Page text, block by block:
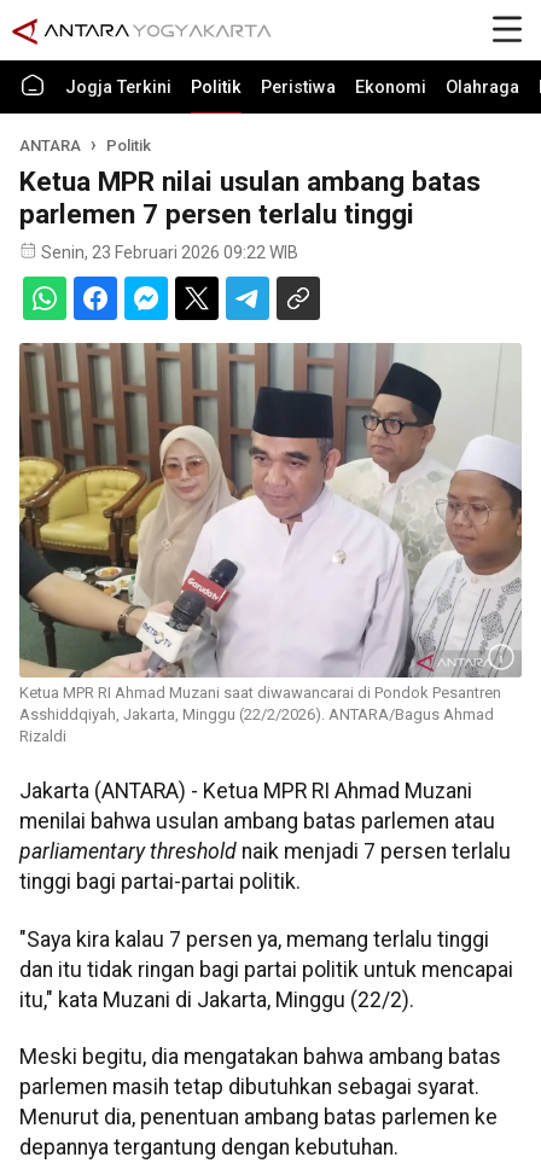
Jogja Terkini Politik Peristiwa Ekonomi Olahraga
ANTARA Politik
Ketua MPR nilai usulan ambang batas
parlemen 7 persen terlalu tinggi
Senin, 23 Februari 2026 09:22 WIB
Ketua MPR RI Ahmad Muzani saat diwawancarai di Pondok Pesantren
Asshiddqiyah, Jakarta, Minggu (22/2/2026). ANTARA/Bagus Ahmad
Rizaldi
Jakarta (ANTARA) - Ketua MPR RI Ahmad Muzani
menilai bahwa usulan ambang batas parlemen atau
parliamentary threshold naik menjadi 7 persen terlalu
tinggi bagi partai-partai politik.
"Saya kira kalau 7 persen ya, memang terlalu tinggi
dan itu tidak ringan bagi partai politik untuk mencapai
itu," kata Muzani di Jakarta, Minggu (22/2).
Meski begitu, dia mengatakan bahwa ambang batas
parlemen masih tetap dibutuhkan sebagai syarat.
Menurut dia, penentuan ambang batas parlemen ke
depannya tergantung dengan kebutuhan.